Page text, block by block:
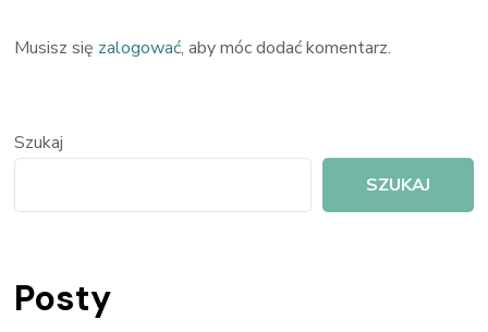
Musisz się zalogować, aby móc dodać komentarz.
Szukaj
SZUKAJ
Posty